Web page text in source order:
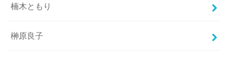
楠木ともり
榊原良子